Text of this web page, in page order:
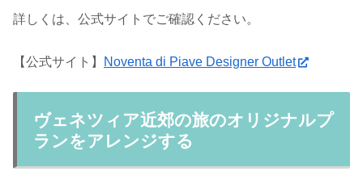
詳しくは、公式サイトでご確認ください。
【公式サイト】 Noventa di Piave Designer Outlet
ヴェネツィア近郊の旅のオリジナルプ
ランをアレンジする